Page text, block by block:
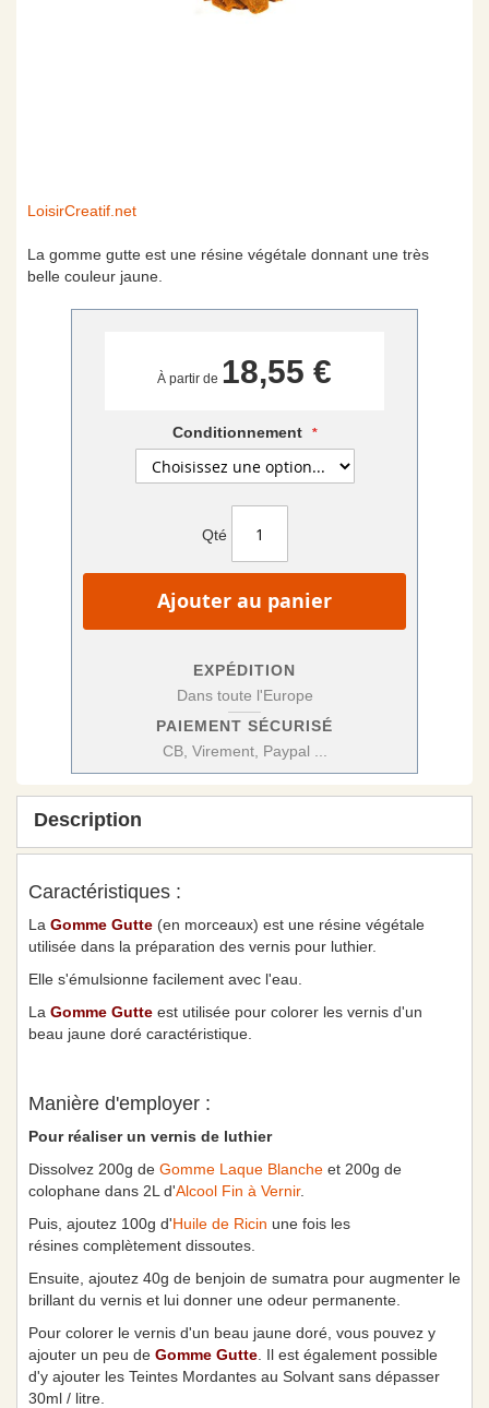
LoisirCreatif.net
La gomme gutte est une résine végétale donnant une très
belle couleur jaune.
À partir de 18,55 €
Conditionnement
Qté
Ajouter au panier
EXPÉDITION
Dans toute l'Europe
PAIEMENT SÉCURISÉ
CB, Virement, Paypal ...
Skip
the
beginning
Description
Caractéristiques :
La Gomme Gutte (en morceaux) est une résine végétale
utilisée dans la préparation des vernis pour luthier.
Elle s'émulsionne facilement avec l'eau.
La Gomme Gutte est utilisée pour colorer les vernis d'un
beau jaune doré caractéristique.
Manière d'employer :
Pour réaliser un vernis de luthier
Dissolvez 200g de Gomme Laque Blanche et 200g de
colophane dans 2L d'Alcool Fin à Vernir.
Puis, ajoutez 100g d'Huile de Ricin une fois les
résines complètement dissoutes.
Ensuite, ajoutez 40g de benjoin de sumatra pour augmenter le
brillant du vernis et lui donner une odeur permanente.
Pour colorer le vernis d'un beau jaune doré, vous pouvez y
ajouter un peu de Gomme Gutte . Il est également possible
d'y ajouter les Teintes Mordantes au Solvant sans dépasser
30ml / litre.